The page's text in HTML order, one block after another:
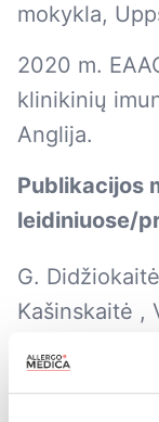
mokykla,
2020 m.
klinikinių
Anglija.
Publikacijos
leidiniuose/
G.
Kašinskaitė ,
aktualumas